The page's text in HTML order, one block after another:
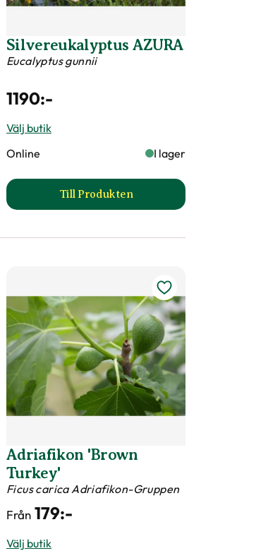
Silvereukalyptus AZURA
Eucalyptus gunnii
1190:-
Välj butik
Online
I lager
Till Produkten
till Silvereukalyptus AZURA
Adriafikon 'Brown
Turkey'
Ficus carica Adriafikon-Gruppen
Från 179:-
Välj butik